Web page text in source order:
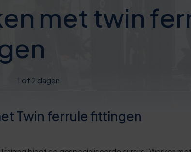
met twin
1 of 2 dagen
Twin ferrule fittingen
1
7
2
7
2
8